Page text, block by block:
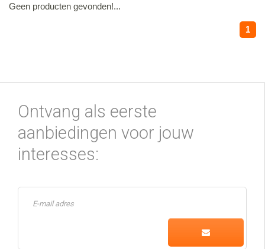
Geen producten gevonden!...
1
Ontvang als eerste
aanbiedingen voor jouw
interesses: